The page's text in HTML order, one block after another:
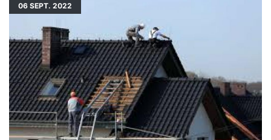
06 SEPT. 2022